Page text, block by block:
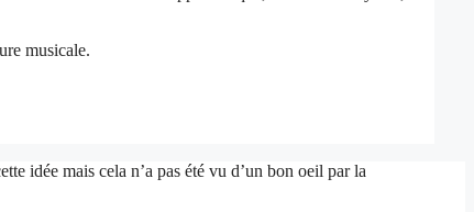
musicale.
idée mais cela n’a pas été vu d’un bon oeil par la